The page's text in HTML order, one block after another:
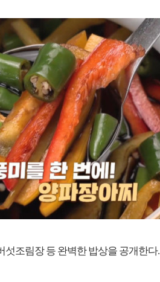
섯조림장 등 완벽한 밥상을 공개한다.